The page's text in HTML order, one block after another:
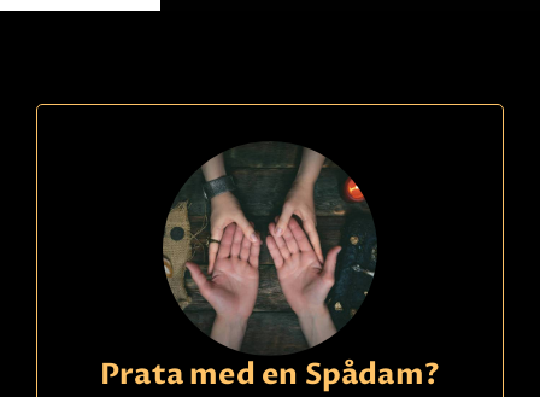
Prata med en Spådam?